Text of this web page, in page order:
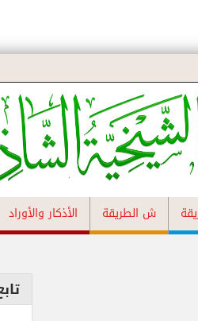
ش الطريقة الأذكار والأوراد